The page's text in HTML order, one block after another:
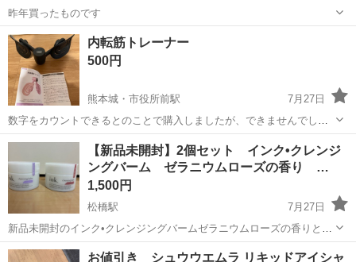
昨年買ったものです
熊本 熊本市 武蔵塚駅 その他
内転筋トレーナー
500円
熊本城・市役所前駅
7月27日
数字をカウントできるとのことで購入しましたが、できませんでし
た。 カウンターは必要ない方は、使用上の問題はないです。
熊本 熊本市 熊本城・市役所前駅 ボディケア
カウンター
【新品未開封】2個セット インク•クレンジ
ングバーム ゼラニウムローズの香り …
1,500円
松橋駅
7月27日
新品未開封のインク•クレンジングバームゼラニウムローズの香りとラ
ベンダーの香り90gの2個セットです。 直接現金でのお支払いとなりま
熊本 宇城市 松橋駅 フェイスケア 新品
お値引き シュウウエムラ リキッドアイシャ